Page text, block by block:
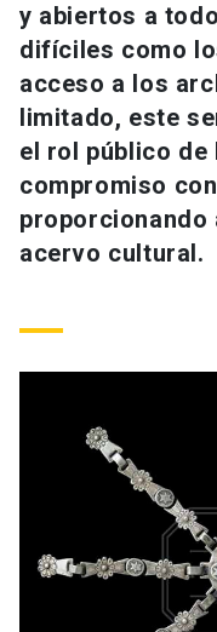
Futuros estudiantes
Estudiantes
Académicos
Personal
Padres y familia
Go to english site
ACCESOS DIRECTOS
Admisión launch
Mi Cuenta UC
Correo UC launch
Medios Biblioteca
Donaciones
y abiertos a
difíciles como
acceso a los
limitado, este
el rol público de
compromiso
proporcionando
acervo cultural.